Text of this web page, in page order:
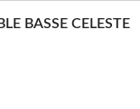
BASSE CELESTE